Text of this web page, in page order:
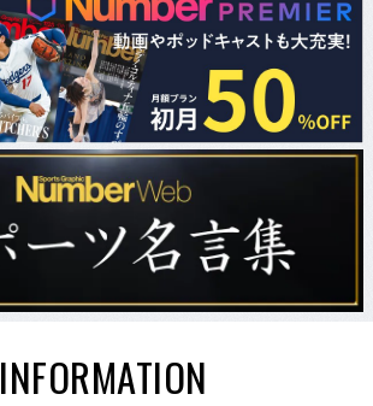
INFORMATION